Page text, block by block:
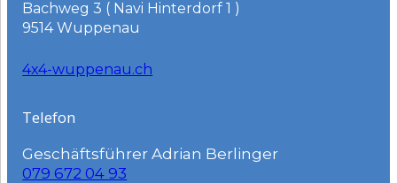
Bachweg 3 ( Navi Hinterdorf 1 )
9514 Wuppenau
4x4-wuppenau.ch
Telefon
Geschäftsführer Adrian Berlinger
079 672 04 93